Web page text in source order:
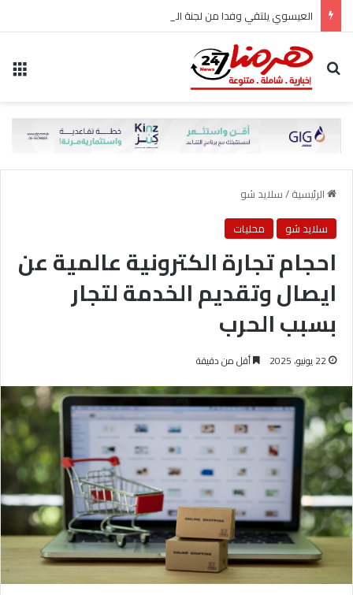
بحث عن
الرئيسية/سلايد شو
سلايد شو
محليات
احجام تجارة الكترونية عالمية عن
ايصال وتقديم الخدمة لتجار
بسبب الحرب
22 يونيو، 2025 أقل من دقيقة